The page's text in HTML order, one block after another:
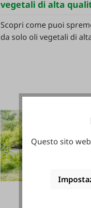
vegetali di alta
Scopri come puoi
da solo oli vegetali di
Questo sito